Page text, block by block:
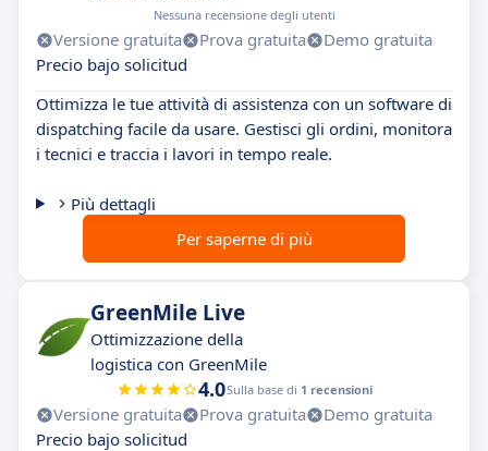
Nessuna recensione degli utenti
Versione gratuita Prova gratuita
Demo gratuita
Precio bajo solicitud
Ottimizza le tue attività di assistenza con un software di
dispatching facile da usare. Gestisci gli ordini, monitora
i tecnici e traccia i lavori in tempo reale.
Più dettagli
Per saperne di più
GreenMile Live
Ottimizzazione della
logistica con GreenMile
4.0Sulla base di 1 recensioni
Versione gratuita Prova gratuita
Demo gratuita
Precio bajo solicitud